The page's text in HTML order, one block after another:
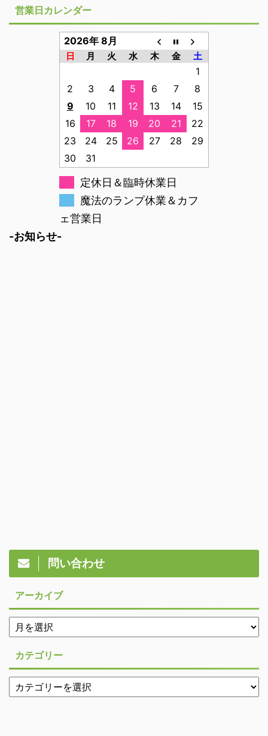
営業日カレンダー
2026年 8月
日 月 火 水 木 金 土
1
2
3 4 5 6 7
8
9
10 11 12 13 14
15
16
17 18 19 20 21
22
23
24 25 26 27 28
29
30
31
定休日＆臨時休業日
魔法のランプ休業＆カフ
ェ営業日
-お知らせ-
問い合わせ
アーカイブ
カテゴリー